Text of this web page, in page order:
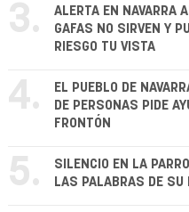
3.
ALERTA EN NAVARRA
GAFAS NO SIRVEN Y
RIESGO TU VISTA
4.
EL PUEBLO DE
DE PERSONAS PIDE
FRONTÓN
5.
SILENCIO EN LA
LAS PALABRAS DE SU